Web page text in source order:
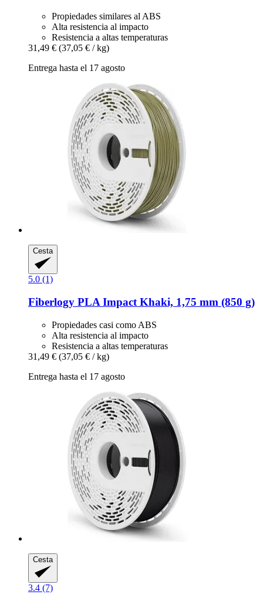
Propiedades similares al ABS
Alta resistencia al impacto
Resistencia a altas temperaturas
31,49 € (37,05 € / kg)
Entrega hasta el 17 agosto
Cesta
5.0 (1)
Fiberlogy PLA Impact Khaki, 1,75 mm (850 g)
Propiedades casi como ABS
Alta resistencia al impacto
Resistencia a altas temperaturas
31,49 € (37,05 € / kg)
Entrega hasta el 17 agosto
Cesta
3.4 (7)